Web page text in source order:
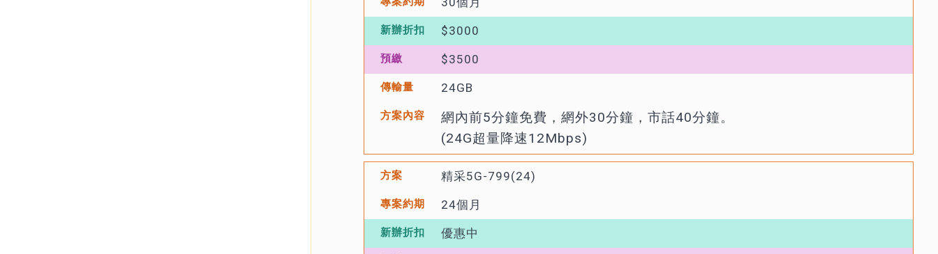
$3000
$3500
24GB
網內前5分鐘免費，網外30分鐘，市話40分鐘。
(24G超量降速12Mbps)
精采5G-799(24)
24個月
優惠中